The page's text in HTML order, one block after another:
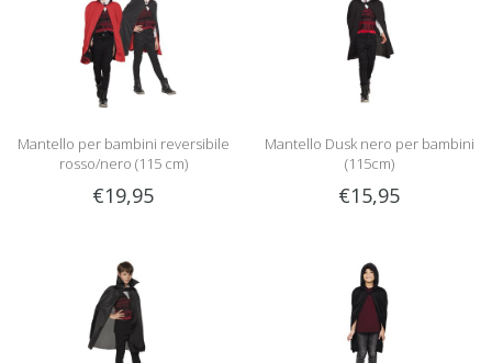
Mantello per bambini reversibile
rosso/nero (115 cm)
€19,95
Mantello Dusk nero per bambini
(115cm)
€15,95